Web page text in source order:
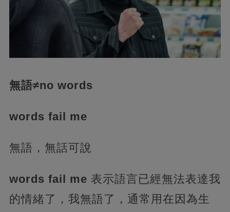
無語≠no words
words fail me
無語，無話可說
words fail me 表示語言已經無法表達我
的情緒了，我無語了，通常用在因為生